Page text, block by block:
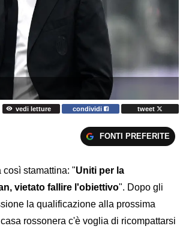
vedi letture condividi tweet
FONTI PREFERITE
così stamattina: "Uniti per la
vietato fallire l'obiettivo". Dopo gli
la qualificazione alla prossima
rossonera c'è voglia di ricompattarsi